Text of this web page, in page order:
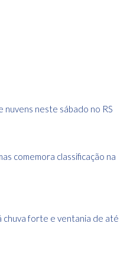
neste sábado no RS
comemora classificação na
chuva forte e ventania de até